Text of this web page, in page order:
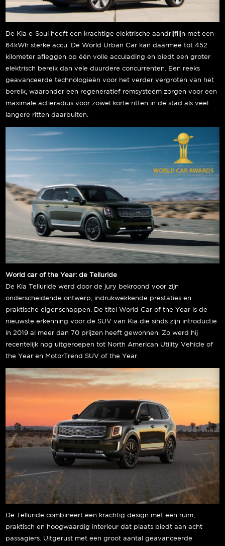
De Kia e-Soul heeft een krachtige elektrische aandrijflijn met een
64kWh sterke accu. De World Urban Car kan daarmee tot 452
kilometer afleggen op één volle acculading en biedt een groter
elektrisch bereik dan vele duurdere concurrenten. Een reeks
geavanceerde technologieën voor het verder vergroten van het
bereik, waaronder een regeneratief remsysteem zorgen voor een
maximale actieradius voor zowel korte ritten in de stad als veel
langere ritten daarbuiten.
World car of the Year: de Telluride
De Kia Telluride werd door de jury bekroond voor zijn
onderscheidende ontwerp, indrukwekkende prestaties en
praktische eigenschappen. De titel World Car of the Year is de
nieuwste erkenning voor de SUV van Kia die sinds zijn introductie
in 2019 al meer dan 70 prijzen heeft gewonnen. Zo werd hij
recentelijk nog uitgeroepen tot North American Utility Vehicle of
the Year en MotorTrend SUV of the Year.
De Telluride combineert een krachtig design met een ruim,
praktisch en hoogwaardig interieur dat plaats biedt aan acht
passagiers. Uitgerust met een groot aantal geavanceerde